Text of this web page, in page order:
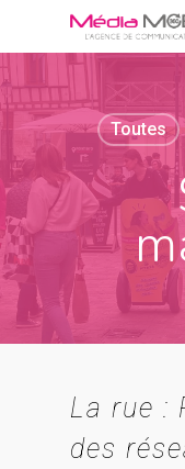
to
main
content
Toutes
La rue :
des